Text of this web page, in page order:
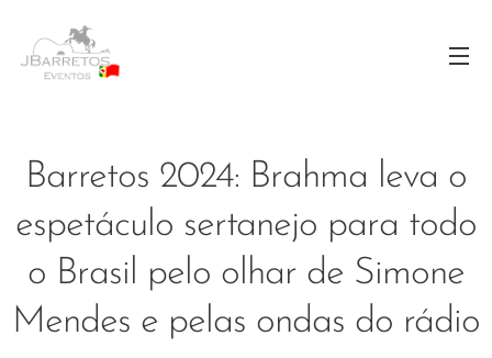
Barretos 2024: Brahma leva o
espetáculo sertanejo para todo
o Brasil pelo olhar de Simone
Mendes e pelas ondas do rádio